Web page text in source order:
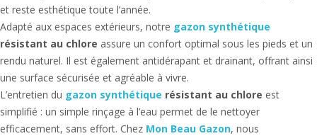
et reste esthétique toute l’année.
Adapté aux espaces extérieurs, notre gazon synthétique
résistant au chlore assure un confort optimal sous les pieds et un
rendu naturel. Il est également antidérapant et drainant, offrant ainsi
une surface sécurisée et agréable à vivre.
L’entretien du gazon synthétique résistant au chlore est
simplifié : un simple rinçage à l’eau permet de le nettoyer
efficacement, sans effort. Chez Mon Beau Gazon, nous